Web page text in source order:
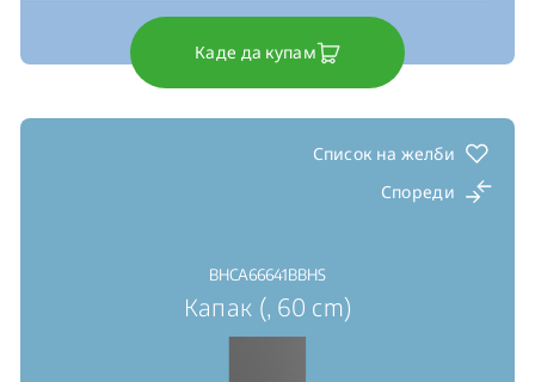
Каде да купам
Список на желби
Спореди
BHCA66641BBHS
Капак (, 60 cm)